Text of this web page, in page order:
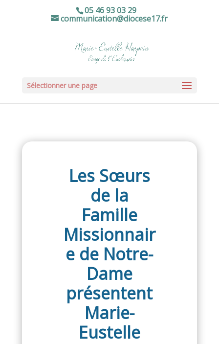
05 46 93 03 29
communication@diocese17.fr
Sélectionner une page
Les Sœurs
de la
Famille
Missionnair
e de Notre-
Dame
présentent
Marie-
Eustelle